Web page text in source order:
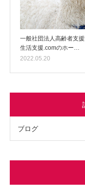
一般社団法人高齢者支
生活支援.comのホー…
2022.05.20
ブログ